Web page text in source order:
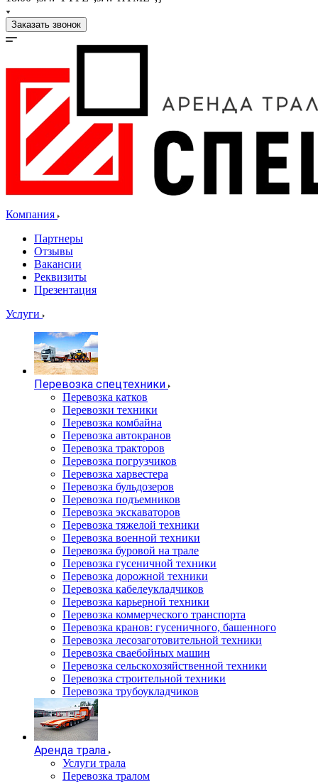
Заказать звонок
Компания
Партнеры
Отзывы
Вакансии
Реквизиты
Презентация
Услуги
Перевозка спецтехники
Перевозка катков
Перевозки техники
Перевозка комбайна
Перевозка автокранов
Перевозка тракторов
Перевозка погрузчиков
Перевозка харвестера
Перевозка бульдозеров
Перевозка подъемников
Перевозка экскаваторов
Перевозка тяжелой техники
Перевозка военной техники
Перевозка буровой на трале
Перевозка гусеничной техники
Перевозка дорожной техники
Перевозка кабелеукладчиков
Перевозка карьерной техники
Перевозка коммерческого транспорта
Перевозка кранов: гусеничного, башенного
Перевозка лесозаготовительной техники
Перевозка сваебойных машин
Перевозка сельскохозяйственной техники
Перевозка строительной техники
Перевозка трубоукладчиков
Аренда трала
Услуги трала
Перевозка тралом